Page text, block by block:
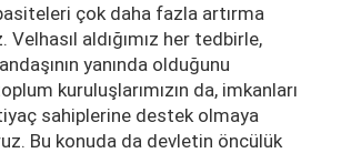
çok daha fazla artırma
Velhasıl aldığımız her tedbirle,
yanında olduğunu
kuruluşlarımızın da, imkanları
sahiplerine destek olmaya
Bu konuda da devletin öncülük